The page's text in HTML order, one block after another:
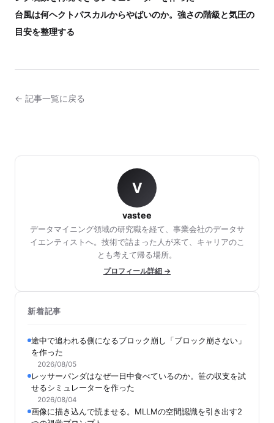
台風は何ヘクトパスカルからやばいのか。強さの階級と気圧の
目安を整理する
← 記事一覧に戻る
V
vastee
データマイニング領域の研究職を経て、事業会社のデータサ
イエンティストへ。技術で詰まった人が来て、キャリアのこ
とも考えて帰る場所。
プロフィール詳細 →
新着記事
途中で追われる側になるブロック崩し「ブロック崩さない」
を作った
2026/08/05
レッサーパンダはなぜ一日中食べているのか。笹の収支を試
せるシミュレーターを作った
2026/08/04
画像に描き込んで読ませる。MLLMの空間認識を引き出す2